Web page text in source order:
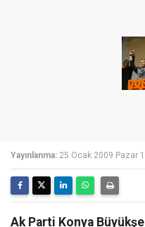
Yayınlanma: 25 Ocak 2009 Pazar
Ak Parti Konya